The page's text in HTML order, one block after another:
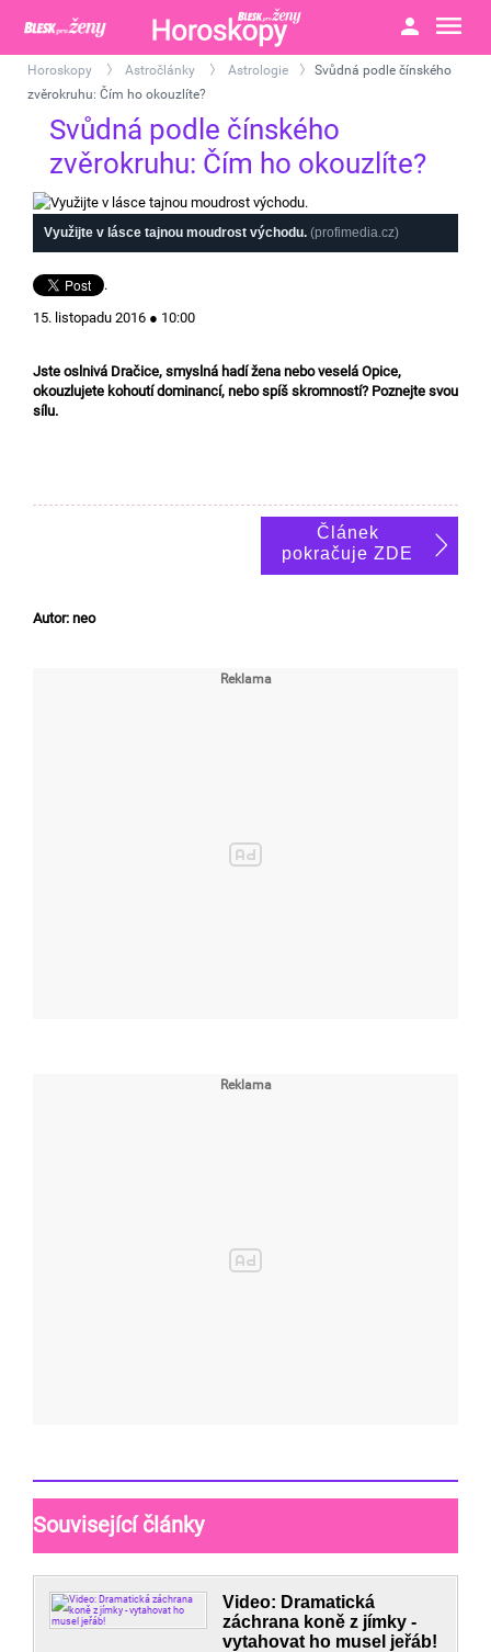
Horoskopy Astročlánky Astrologie
>
Svůdná podle čínského
zvěrokruhu: Čím ho okouzlíte?
Svůdná podle čínského
zvěrokruhu: Čím ho okouzlíte?
Využijte v lásce tajnou moudrost východu. (profimedia.cz)
.
15. listopadu 2016 ● 10:00
Jste oslnivá Dračice, smyslná hadí žena nebo veselá Opice,
okouzlujete kohoutí dominancí, nebo spíš skromností? Poznejte svou
sílu.
Článek
pokračuje ZDE
Autor: neo
Související články
Video: Dramatická
záchrana koně z jímky -
vytahovat ho musel jeřáb!